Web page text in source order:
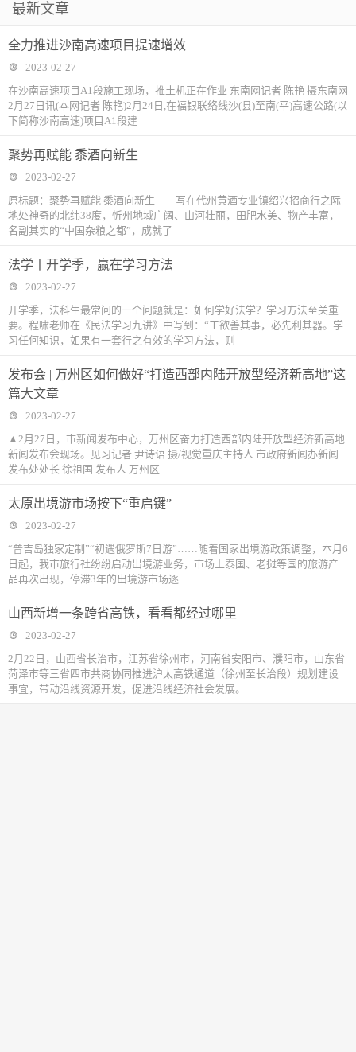
最新文章
全力推进沙南高速项目提速增效
2023-02-27
在沙南高速项目A1段施工现场，推土机正在作业 东南网记者 陈艳 摄东南网
2月27日讯(本网记者 陈艳)2月24日,在福银联络线沙(县)至南(平)高速公路(以
下简称沙南高速)项目A1段建
聚势再赋能 黍酒向新生
2023-02-27
原标题：聚势再赋能 黍酒向新生——写在代州黄酒专业镇绍兴招商行之际
地处神奇的北纬38度，忻州地域广阔、山河壮丽，田肥水美、物产丰富，
名副其实的“中国杂粮之都”，成就了
法学丨开学季，赢在学习方法
2023-02-27
开学季，法科生最常问的一个问题就是：如何学好法学？学习方法至关重
要。程啸老师在《民法学习九讲》中写到：“工欲善其事，必先利其器。学
习任何知识，如果有一套行之有效的学习方法，则
发布会 | 万州区如何做好“打造西部内陆开放型经济新高地”这
篇大文章
2023-02-27
▲2月27日，市新闻发布中心，万州区奋力打造西部内陆开放型经济新高地
新闻发布会现场。见习记者 尹诗语 摄/视觉重庆主持人 市政府新闻办新闻
发布处处长 徐祖国 发布人 万州区
太原出境游市场按下“重启键”
2023-02-27
“普吉岛独家定制”“初遇俄罗斯7日游”……随着国家出境游政策调整，本月6
日起，我市旅行社纷纷启动出境游业务，市场上泰国、老挝等国的旅游产
品再次出现，停滞3年的出境游市场逐
山西新增一条跨省高铁，看看都经过哪里
2023-02-27
2月22日，山西省长治市，江苏省徐州市，河南省安阳市、濮阳市，山东省
菏泽市等三省四市共商协同推进沪太高铁通道（徐州至长治段）规划建设
事宜，带动沿线资源开发，促进沿线经济社会发展。